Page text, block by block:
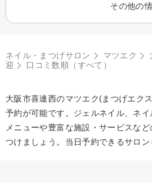
その他の
ネイル・まつげサロン マツエク
迎
口コミ数順（すべて）
大阪市喜連西のマツエク(まつげエク
予約が可能です。ジェルネイル、ネ
メニューや豊富な施設・サービスな
つけましょう。当日予約できるサロン